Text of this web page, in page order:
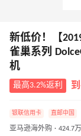
新低价！【
雀巢系列
机
最高3.2%返利
银联信用卡 直邮中国
亚马逊海外购 · 424.7